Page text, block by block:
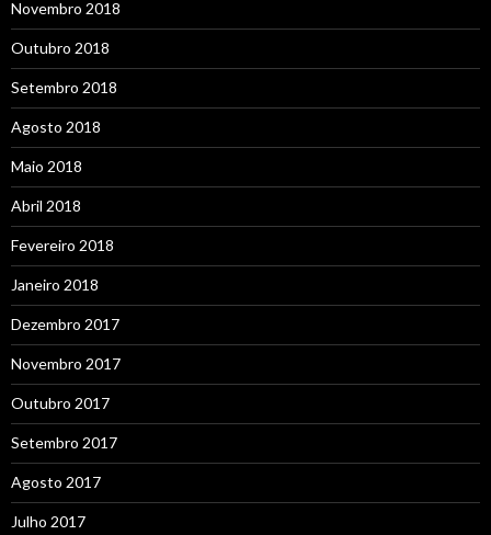
Novembro 2018
Outubro 2018
Setembro 2018
Agosto 2018
Maio 2018
Abril 2018
Fevereiro 2018
Janeiro 2018
Dezembro 2017
Novembro 2017
Outubro 2017
Setembro 2017
Agosto 2017
Julho 2017